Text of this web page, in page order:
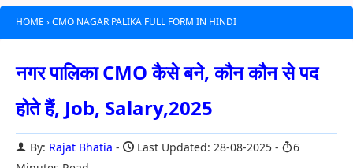
HOME › CMO NAGAR PALIKA FULL FORM IN HINDI
नगर पालिका CMO कैसे बने, कौन कौन से पद
होते हैं, Job, Salary,2025
By: Rajat Bhatia Last Updated: 28-08-2025
6